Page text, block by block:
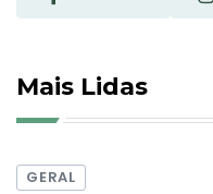
Mais Lidas
GERAL